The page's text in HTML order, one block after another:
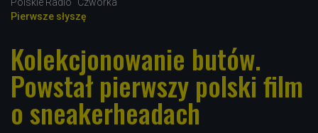
Pierwsze słyszę
Kolekcjonowanie butów.
Powstał pierwszy polski film
o sneakerheadach